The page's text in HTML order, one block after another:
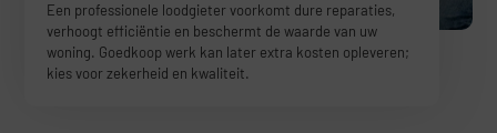
Een professionele loodgieter voorkomt dure reparaties,
verhoogt efficiëntie en beschermt de waarde van uw
woning. Goedkoop werk kan later extra kosten opleveren;
kies voor zekerheid en kwaliteit.